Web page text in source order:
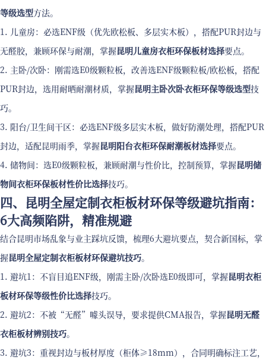
等级选型方法。
1. 儿童房：必选ENF级（优先欧松板、多层实木板），搭配PUR封边与
无醛胶，兼顾环保与耐潮，掌握昆明儿童房衣柜环保板材选择要点。
2. 主卧/次卧：刚需选E0级颗粒板，改善选ENF级颗粒板/欧松板，搭配
PUR封边，选用耐晒耐潮材质，掌握昆明主卧次卧衣柜环保等级选型技
巧。
3. 阳台/卫生间干区：必选ENF级多层实木板，做好防潮处理，搭配PUR
封边，适配昆明雨季，掌握昆明阳台衣柜环保耐潮板材选择要点。
4. 储物间：选E0级颗粒板，兼顾耐潮与性价比，控制预算，掌握昆明储
物间衣柜环保板材性价比选择技巧。
四、昆明全屋定制衣柜板材环保等级避坑指南：
6大高频陷阱，精准规避
结合昆明市场乱象与业主踩坑反馈，梳理6大避坑要点，契合新国标，掌
握昆明全屋定制衣柜板材环保避坑技巧。
1. 避坑1：不盲目追ENF级，刚需主卧/次卧选E0级即可，掌握昆明衣柜
板材环保等级性价比选择技巧。
2. 避坑2：不被“无醛”噱头误导，要求提供CMA报告，掌握昆明无醛
衣柜板材辨别技巧。
3. 避坑3：重视封边与板材厚度（柜体≥18mm），合同明确标注工艺，